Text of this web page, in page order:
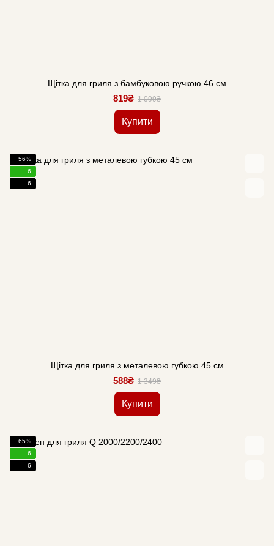
Щітка для гриля з бамбуковою ручкою 46 см
819₴ 1 099₴
Купити
−56%
6
6
Щітка для гриля з металевою губкою 45 см
588₴ 1 349₴
Купити
−65%
6
6